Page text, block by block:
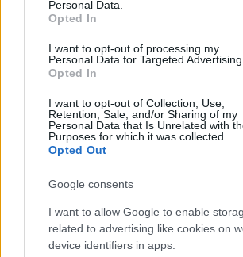
Personal Data.
Opted In
I want to opt-out of processing my
Personal Data for Targeted Advertising.
Opted In
I want to opt-out of Collection, Use,
Retention, Sale, and/or Sharing of my
Personal Data that Is Unrelated with
Purposes for which it was collected.
Opted Out
Google consents
I want to allow Google to enable
related to advertising like cookies on
device identifiers in apps.